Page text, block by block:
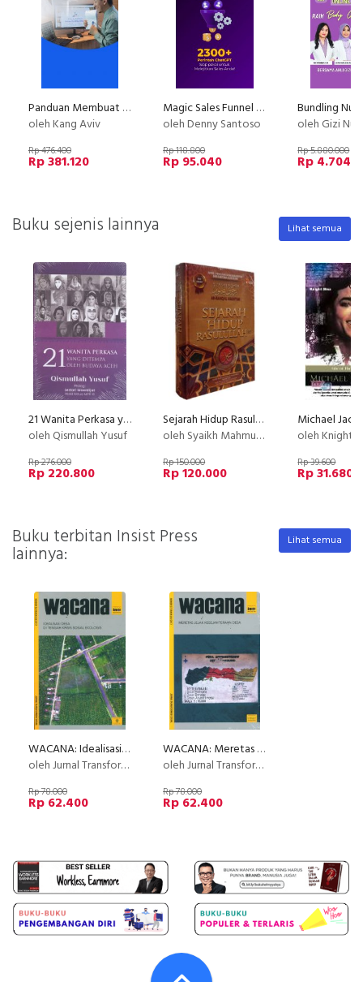
Panduan Membuat Kursus Online Terlengkap di Indonesia
oleh Kang Aviv
Rp 476.400
Rp 381.120
Magic Sales Funnel ChatGPT
oleh Denny Santoso
Rp 118.800
Rp 95.040
oleh Gizi
Rp 5.880.000
Rp
Buku sejenis lainnya Lihat semua
21 Wanita Perkasa yang ditempa oleh Budaya Aceh
oleh Qismullah Yusuf
Rp 276.000
Rp 220.800
Sejarah Hidup Rasulullah (Edisi Lengkap)
oleh Syaikh Mahmud bin Muhammad AL-Mallah
Rp 150.000
Rp 120.000
oleh Knight
Rp 39.600
Rp 31.680
Buku terbitan Insist Press
lainnya:
Lihat semua
WACANA: Idealisasi Desa di Tengah Krisis Sosial Ekologis (Wacana Nomor 36/Tahun XIX/2017)
oleh Jurnal Transformasi Sosial
Rp 78.000
Rp 62.400
WACANA: Meretas Jejak Kesejahteraan Desa (Wacana Nomor 37/Tahun XIX/2017)
oleh Jurnal Transformasi Sosial
Rp 78.000
Rp 62.400